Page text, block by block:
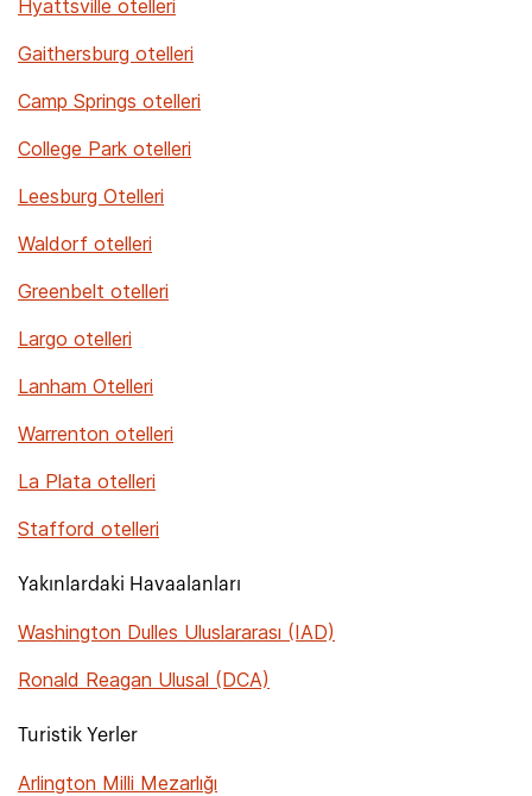
Hyattsville otelleri
Gaithersburg otelleri
Camp Springs otelleri
College Park otelleri
Leesburg Otelleri
Waldorf otelleri
Greenbelt otelleri
Largo otelleri
Lanham Otelleri
Warrenton otelleri
La Plata otelleri
Stafford otelleri
Yakınlardaki Havaalanları
Washington Dulles Uluslararası (IAD)
Ronald Reagan Ulusal (DCA)
Turistik Yerler
Arlington Milli Mezarlığı